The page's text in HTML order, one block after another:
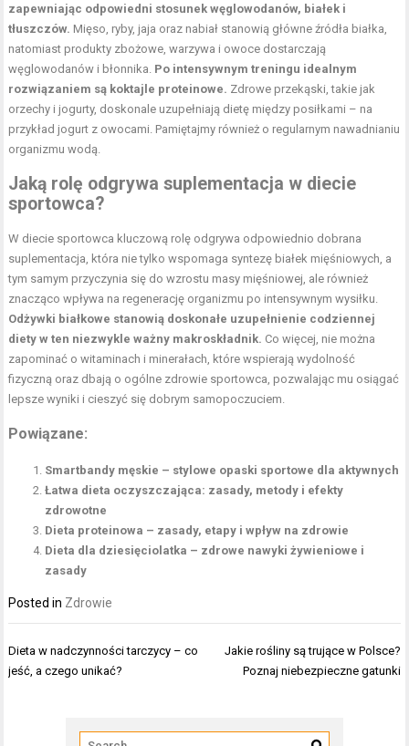
zapewniając odpowiedni stosunek węglowodanów, białek i
tłuszczów. Mięso, ryby, jaja oraz nabiał stanowią główne źródła białka,
natomiast produkty zbożowe, warzywa i owoce dostarczają
węglowodanów i błonnika. Po intensywnym treningu idealnym
rozwiązaniem są koktajle proteinowe. Zdrowe przekąski, takie jak
orzechy i jogurty, doskonale uzupełniają dietę między posiłkami – na
przykład jogurt z owocami. Pamiętajmy również o regularnym nawadnianiu
organizmu wodą.
Jaką rolę odgrywa suplementacja w diecie
sportowca?
W diecie sportowca kluczową rolę odgrywa odpowiednio dobrana
suplementacja, która nie tylko wspomaga syntezę białek mięśniowych, a
tym samym przyczynia się do wzrostu masy mięśniowej, ale również
znacząco wpływa na regenerację organizmu po intensywnym wysiłku.
Odżywki białkowe stanowią doskonałe uzupełnienie codziennej
diety w ten niezwykle ważny makroskładnik. Co więcej, nie można
zapominać o witaminach i minerałach, które wspierają wydolność
fizyczną oraz dbają o ogólne zdrowie sportowca, pozwalając mu osiągać
lepsze wyniki i cieszyć się dobrym samopoczuciem.
Powiązane:
Smartbandy męskie – stylowe opaski sportowe dla aktywnych
Łatwa dieta oczyszczająca: zasady, metody i efekty
zdrowotne
Dieta proteinowa – zasady, etapy i wpływ na zdrowie
Dieta dla dziesięciolatka – zdrowe nawyki żywieniowe i
zasady
Posted in Zdrowie
Nawigacja
wpisu
Dieta w nadczynności tarczycy – co
jeść, a czego unikać?
Jakie rośliny są trujące w Polsce?
Poznaj niebezpieczne gatunki